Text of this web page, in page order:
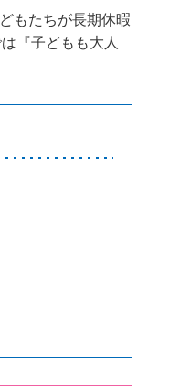
もたちが長期休暇
『子どもも大人